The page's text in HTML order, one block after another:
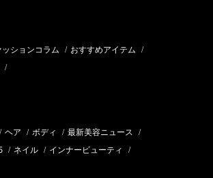
ッションコラム / おすすめアイテム /
/
/ ヘア / ボディ / 最新美容ニュース /
/ ネイル / インナービューティ /